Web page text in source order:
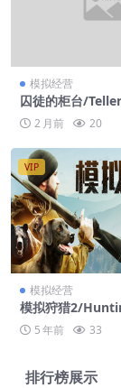
模拟经营
囚徒的柜台/
2 月前 20
VIP
模拟经营
模拟狩猎2/
or 25 年前 33
排行榜展示